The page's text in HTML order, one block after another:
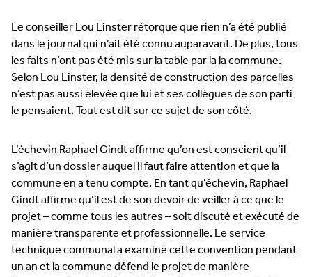
Le conseiller Lou Linster rétorque que rien n’a été publié
dans le journal qui n’ait été connu auparavant. De plus, tous
les faits n’ont pas été mis sur la table par la la commune.
Selon Lou Linster, la densité de construction des parcelles
n’est pas aussi élevée que lui et ses collègues de son parti
le pensaient. Tout est dit sur ce sujet de son côté.
L’échevin Raphael Gindt affirme qu’on est conscient qu’il
s’agit d’un dossier auquel il faut faire attention et que la
commune en a tenu compte. En tant qu’échevin, Raphael
Gindt affirme qu’il est de son devoir de veiller à ce que le
projet – comme tous les autres – soit discuté et exécuté de
manière transparente et professionnelle. Le service
technique communal a examiné cette convention pendant
un an et la commune défend le projet de manière